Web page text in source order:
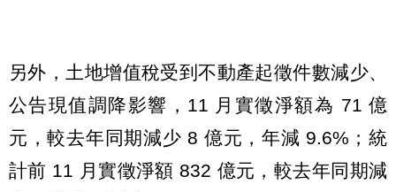
另外，土地增值稅受到不動產起徵件數減少、
公告現值調降影響，11 月實徵淨額為 71 億
元，較去年同期減少 8 億元，年減 9.6%；統
計前 11 月實徵淨額 832 億元，較去年同期減